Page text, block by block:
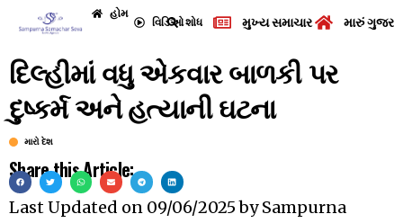
હોમ
વિડિઓશોધ મુખ્ય સમાચાર મારું
દિલ્હીમાં વધુ એકવાર બાળકી પર
દુષ્કર્મ અને હત્યાની ઘટના
મારો દેશ
Share this Article:
Last Updated on 09/06/2025bySampurna